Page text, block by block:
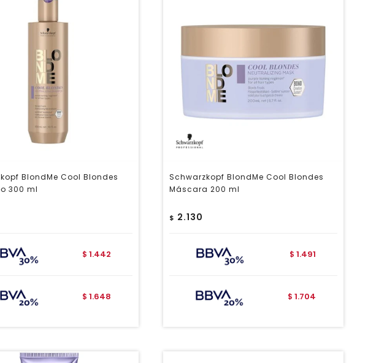
BlondMe Cool Blondes
300 ml
$ 1.442
$ 1.648
Schwarzkopf BlondMe Cool Blondes
Máscara 200 ml
$ 2.130
$ 1.491
$ 1.704